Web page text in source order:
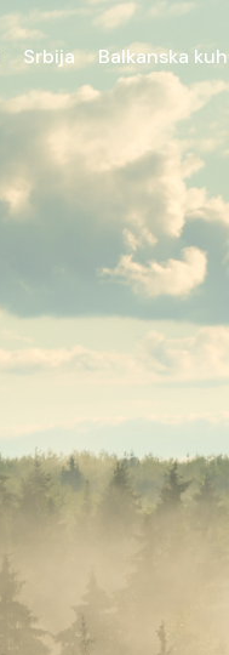
Srbija Balkanska